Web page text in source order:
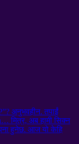
अनुभवहीन. तपाईं
मित्र, अब हामी सिक्न
हुनेछ. आज यो केहि